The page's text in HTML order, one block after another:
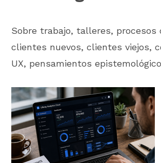
Sobre trabajo, talleres, procesos
clientes nuevos, clientes viejos,
UX, pensamientos